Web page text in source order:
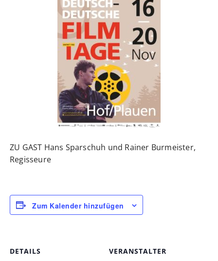
ZU GAST Hans Sparschuh und Rainer Burmeister,
Regisseure
Zum Kalender hinzufügen
DETAILS
VERANSTALTER